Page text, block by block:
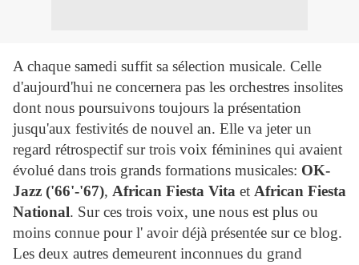
A chaque samedi suffit sa sélection musicale. Celle
d'aujourd'hui ne concernera pas les orchestres insolites
dont nous poursuivons toujours la présentation
jusqu'aux festivités de nouvel an. Elle va jeter un
regard rétrospectif sur trois voix féminines qui avaient
évolué dans trois grands formations musicales: OK-
Jazz ('66'-'67), African Fiesta Vita et African Fiesta
National. Sur ces trois voix, une nous est plus ou
moins connue pour l' avoir déjà présentée sur ce blog.
Les deux autres demeurent inconnues du grand